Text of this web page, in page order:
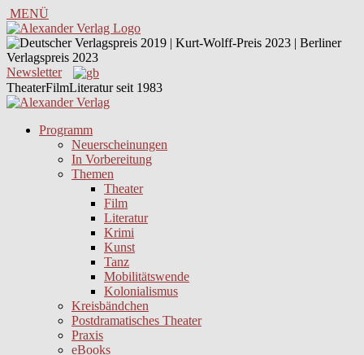
MENÜ
Newsletter
TheaterFilmLiteratur seit 1983
Programm
Neuerscheinungen
In Vorbereitung
Themen
Theater
Film
Literatur
Krimi
Kunst
Tanz
Mobilitätswende
Kolonialismus
Kreisbändchen
Postdramatisches Theater
Praxis
eBooks